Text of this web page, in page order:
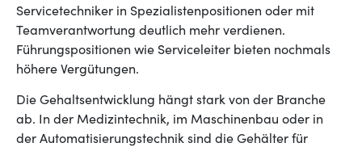
Servicetechniker in Spezialistenpositionen oder mit
Teamverantwortung deutlich mehr verdienen.
Führungspositionen wie Serviceleiter bieten nochmals
höhere Vergütungen.
Die Gehaltsentwicklung hängt stark von der Branche
ab. In der Medizintechnik, im Maschinenbau oder in
der Automatisierungstechnik sind die Gehälter für